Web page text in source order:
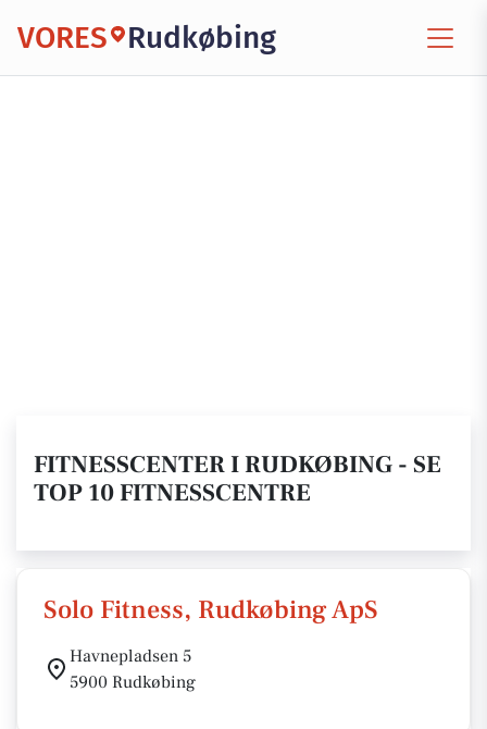
VORES Rudkøbing
FITNESSCENTER I RUDKØBING - SE
TOP 10 FITNESSCENTRE
Solo Fitness, Rudkøbing ApS
Havnepladsen 5
5900 Rudkøbing